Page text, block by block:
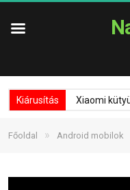
Kiárusítás Xiaomi
Főoldal » Android mobilok